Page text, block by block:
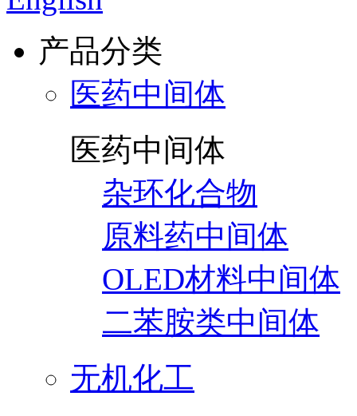
产品分类
医药中间体
医药中间体
杂环化合物
原料药中间体
OLED材料中间体
二苯胺类中间体
无机化工